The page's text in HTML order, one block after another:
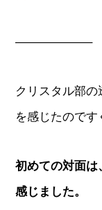
——————–
クリスタル部
を感じたのです
初めての対面は
感じました。